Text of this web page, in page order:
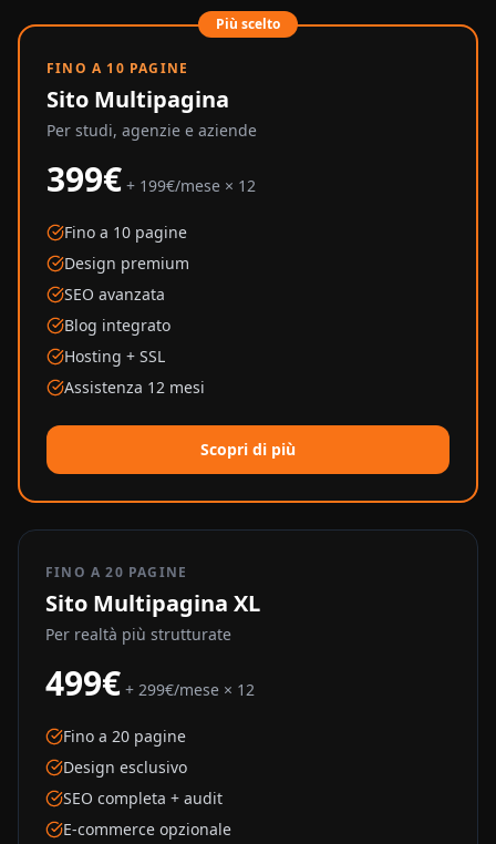
Più scelto
FINO A 10 PAGINE
Sito Multipagina
Per studi, agenzie e aziende
399€ + 199€/mese × 12
Fino a 10 pagine
Design premium
SEO avanzata
Blog integrato
Hosting + SSL
Assistenza 12 mesi
Scopri di più
FINO A 20 PAGINE
Sito Multipagina XL
Per realtà più strutturate
499€ + 299€/mese × 12
Fino a 20 pagine
Design esclusivo
SEO completa + audit
E-commerce opzionale